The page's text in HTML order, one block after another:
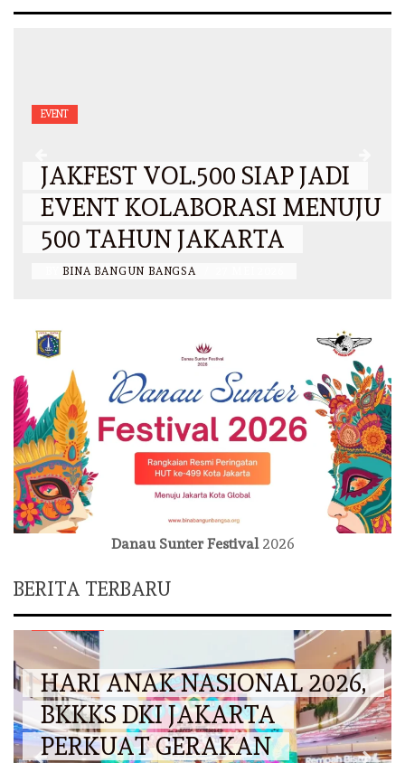
EVENT
JAKFEST VOL.500 SIAP JADI
EVENT KOLABORASI MENUJU
500 TAHUN JAKARTA
BINA BANGUN BANGSA
Danau Sunter Festival2026
BERITA TERBARU
HARI ANAK NASIONAL 2026,
BKKKS DKI JAKARTA
PERKUAT GERAKAN